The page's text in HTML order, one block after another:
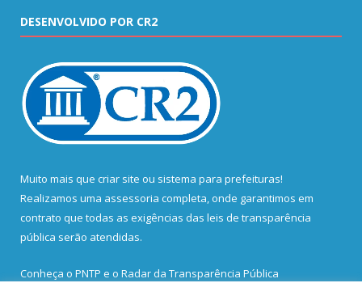
DESENVOLVIDO POR CR2
Muito mais que criar site ou sistema para prefeituras!
Realizamos uma assessoria completa, onde garantimos em
contrato que todas as exigências das leis de transparência
pública serão atendidas.
Conheça o PNTP e o Radar da Transparência Pública